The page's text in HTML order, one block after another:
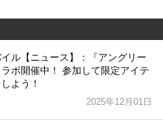
ル【ニュース】：『アングリー
ボ開催中！ 参加して限定アイテ
よう！
2025年12月01日